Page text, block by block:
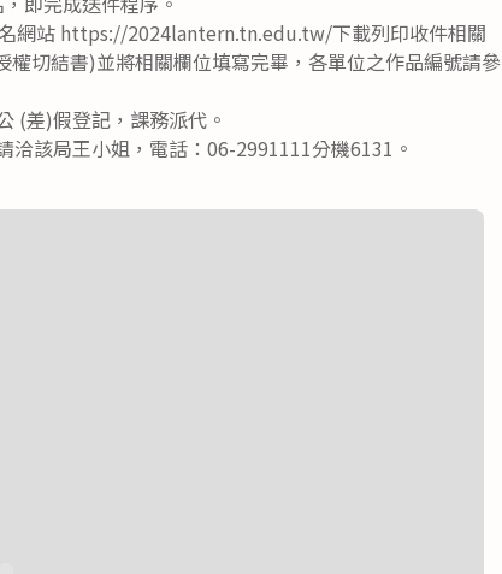
網站 https://2024lantern.tn.edu.tw/下載列印收件相關
切結書)並將相關欄位填寫完畢，各單位之作品編號請參
(差)假登記，課務派代。
該局王小姐，電話：06-2991111分機6131。